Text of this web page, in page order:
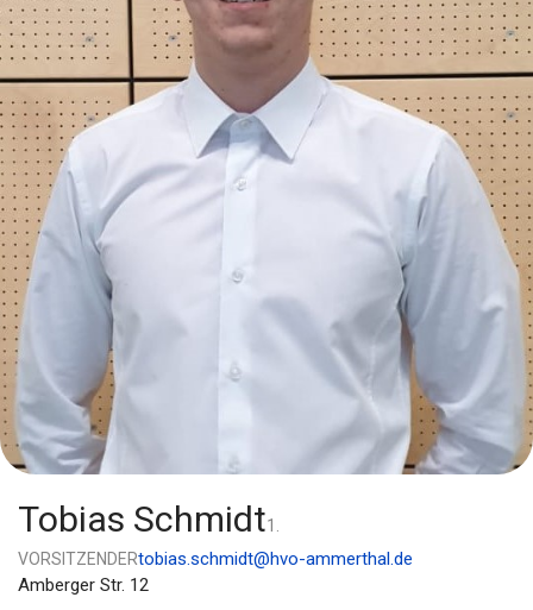
Tobias Schmidt1.
VORSITZENDERtobias.schmidt@hvo-ammerthal.de
Amberger Str. 12